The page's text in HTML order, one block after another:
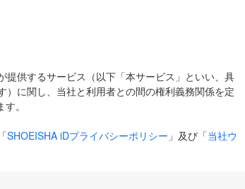
供するサービス（以下「本サービス」といい、具
に関し、当社と利用者との間の権利義務関係を定
。
SHOEISHA iDプライバシーポリシー 」及び「当社ウ